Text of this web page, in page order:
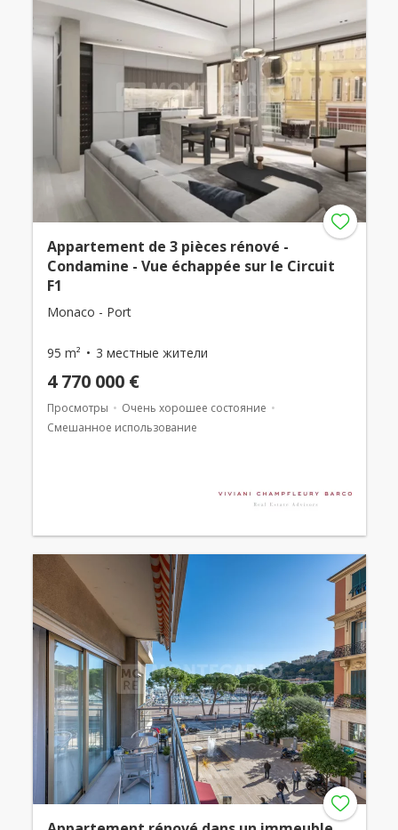
Appartement de 3 pièces rénové -
Condamine - Vue échappée sur le Circuit
F1
Monaco - Port
95 m² 3 местные жители
4 770 000 €
Просмотры
Очень хорошее состояние
Смешанное использование